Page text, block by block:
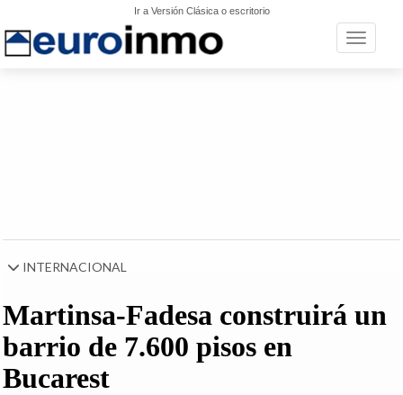
Ir a Versión Clásica o escritorio
Toggle
INTERNACIONAL
Martinsa-Fadesa construirá un
barrio de 7.600 pisos en
Bucarest